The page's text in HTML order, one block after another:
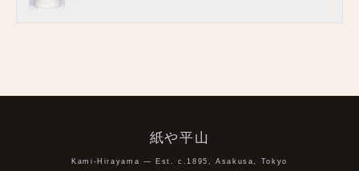
紙や平山
Kami-Hirayama — Est. c.1895, Asakusa, Tokyo